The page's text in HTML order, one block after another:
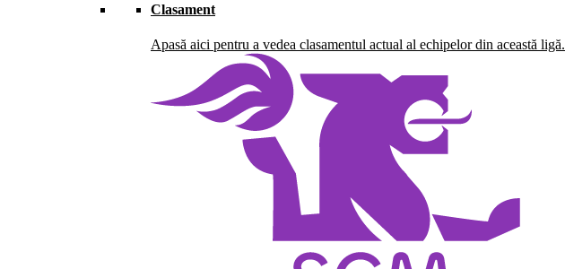
Clasament
Apasă aici pentru a vedea clasamentul actual al echipelor din această ligă.